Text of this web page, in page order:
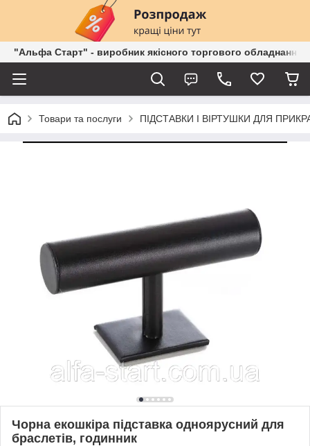
"Альфа Старт" - виробник якісного торгового обладнання
Товари та послуги ПІДСТАВКИ І ВІРТУШКИ ДЛЯ
Чорна екошкіра підставка одноярусний для
браслетів, годинник